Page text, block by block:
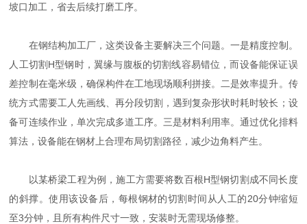
坡口加工，省去后续打磨工序。
在钢结构加工厂，这类设备主要解决三个问题。一是精度控制。
人工切割H型钢时，翼缘与腹板的切割线容易错位，而设备能保证误
差控制在毫米级，确保构件在工地现场顺利拼接。二是效率提升。传
统方式需要工人先画线、再分段切割，遇到复杂形状时耗时较长；设
备可连续作业，单次完成多道工序。三是材料利用率。通过优化排料
算法，设备能在钢材上合理布局切割路径，减少边角料产生。
以某桥梁工程为例，施工方需要将数百根H型钢切割成不同长度
的斜撑。使用该设备后，每根钢材的切割时间从人工的20分钟缩短
至3分钟，且所有构件尺寸一致，安装时无需现场修整。